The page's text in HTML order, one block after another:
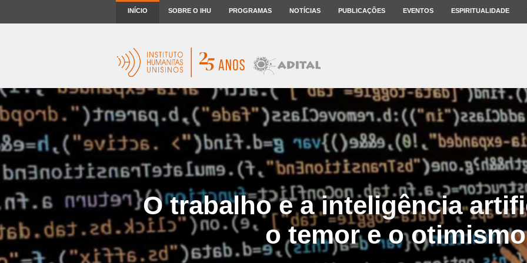
INÍCIO SOBRE O IHU PROGRAMAS NOTÍCIAS PUBLICAÇÕES EVENTOS ESPIRITUALIDADE
O trabalho e a inteligência
o temor e o otimismo